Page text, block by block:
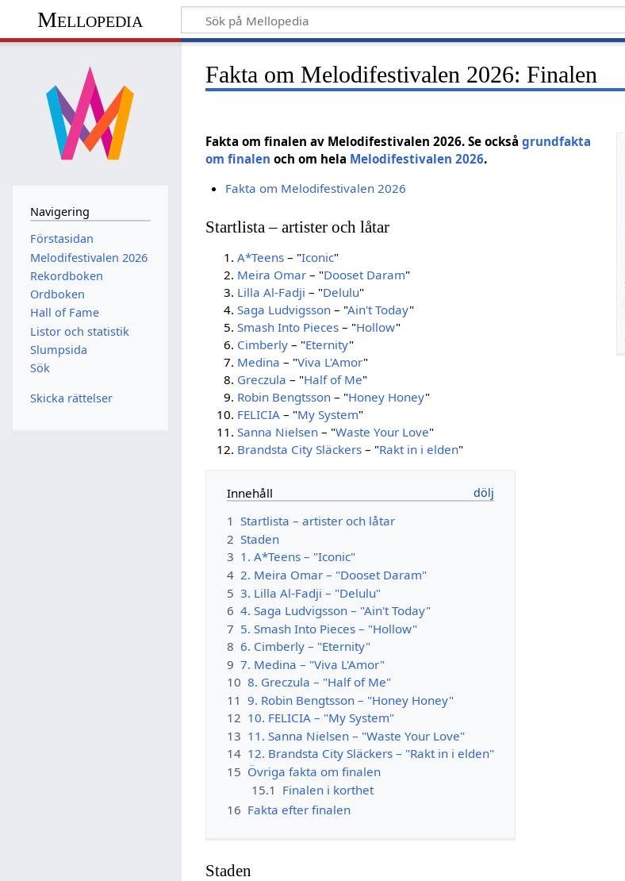
Mellopedia
Fakta om Melodifestivalen 2026: Finalen
Fakta om finalen av Melodifestivalen 2026. Se ocksågrundfakta
om finalen och om hela Melodifestivalen 2026.
Fakta om Melodifestivalen 2026
Startlista – artister och låtar
A*Teens – "Iconic"
Meira Omar – "Dooset Daram"
Lilla Al-Fadji – "Delulu"
Saga Ludvigsson – "Ain't Today"
Smash Into Pieces – "Hollow"
Cimberly – "Eternity"
Medina – "Viva L'Amor"
Greczula – "Half of Me"
Robin Bengtsson – "Honey Honey"
FELICIA – "My System"
Sanna Nielsen – "Waste Your Love"
Brandsta City Släckers – "Rakt in i elden"
Innehåll
1 Startlista – artister och låtar
2 Staden
3 1. A*Teens – "Iconic"
4 2. Meira Omar – "Dooset Daram"
5 3. Lilla Al-Fadji – "Delulu"
6 4. Saga Ludvigsson – "Ain't Today"
7 5. Smash Into Pieces – "Hollow"
8 6. Cimberly – "Eternity"
9 7. Medina – "Viva L'Amor"
10 8. Greczula – "Half of Me"
11 9. Robin Bengtsson – "Honey Honey"
12 10. FELICIA – "My System"
13 11. Sanna Nielsen – "Waste Your Love"
14 12. Brandsta City Släckers – "Rakt in i elden"
15 Övriga fakta om finalen
15.1 Finalen i korthet
16 Fakta efter finalen
Staden
Navigering
Förstasidan
Melodifestivalen 2026
Rekordboken
Ordboken
Hall of Fame
Listor och statistik
Slumpsida
Sök
Skicka rättelser